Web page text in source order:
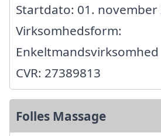
Startdato: 01. november
Virksomhedsform:
Enkeltmandsvirksomhed
CVR: 27389813
Folles Massage